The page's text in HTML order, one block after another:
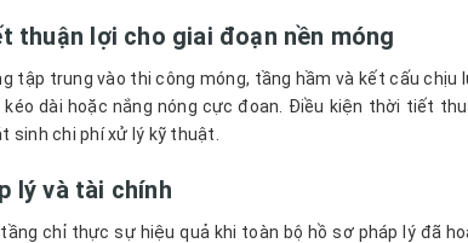
thuận lợi cho giai đoạn nền móng
tập trung vào thi công móng, tầng hầm và kết cấu chịu
dài hoặc nắng nóng cực đoan. Điều kiện thời tiết
sinh chi phí xử lý kỹ thuật.
lý và tài chính
chỉ thực sự hiệu quả khi toàn bộ hồ sơ pháp lý đã